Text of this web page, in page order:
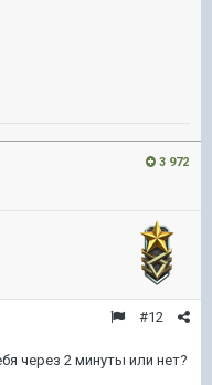
3 972
#12
через 2 минуты или нет?